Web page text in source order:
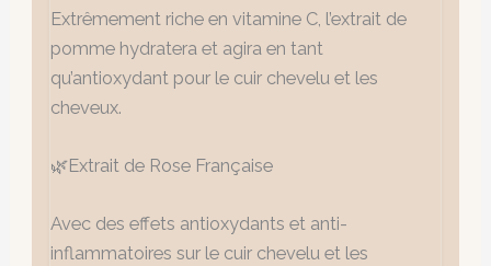
Extrêmement riche en vitamine C, l’extrait de
pomme hydratera et agira en tant
qu’antioxydant pour le cuir chevelu et les
cheveux.
🌿Extrait de Rose Française
Avec des effets antioxydants et anti-
inflammatoires sur le cuir chevelu et les